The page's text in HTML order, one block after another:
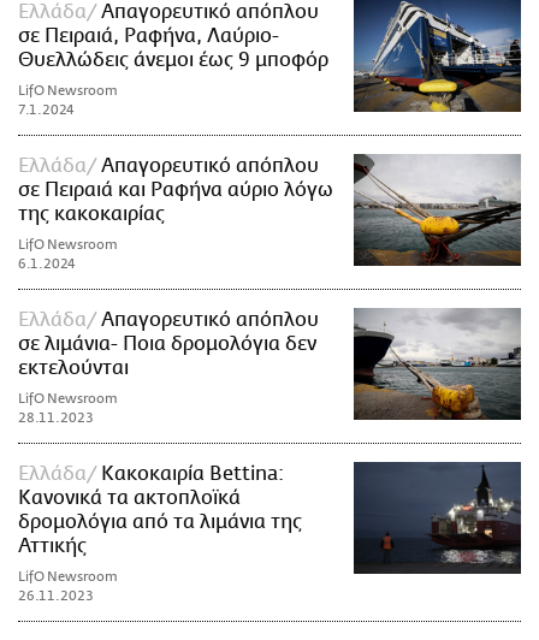
Ελλάδα
Απαγορευτικό απόπλου
σε Πειραιά, Ραφήνα, Λαύριο-
Θυελλώδεις άνεμοι έως 9 μποφόρ
LifO Newsroom
7.1.2024
Ελλάδα
Απαγορευτικό απόπλου
σε Πειραιά και Ραφήνα αύριο λόγω
της κακοκαιρίας
LifO Newsroom
6.1.2024
Ελλάδα
Απαγορευτικό απόπλου
σε λιμάνια- Ποια δρομολόγια δεν
εκτελούνται
LifO Newsroom
28.11.2023
Ελλάδα
Kακοκαιρία Bettina:
Kανονικά τα ακτοπλοϊκά
δρομολόγια από τα λιμάνια της
Αττικής
LifO Newsroom
26.11.2023